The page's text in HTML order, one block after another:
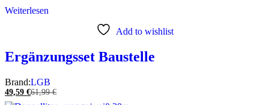
Weiterlesen
Add to wishlist
Ergänzungsset Baustelle
Brand:LGB
49,59 €61,99€